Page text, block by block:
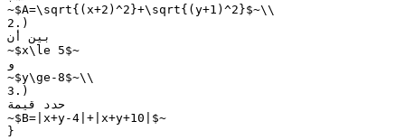
~$A=\sqrt{(x+2)^2}+\sqrt{(y+1)^2}$~\\
2.)
بين أن
~$x\le 5$~
و
~$y\ge-8$~\\
3.)
حدد قيمة
~$B=|x+y-4|+|x+y+10|$~
}